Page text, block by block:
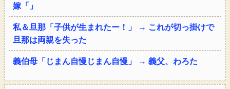
嫁「」
私＆旦那「子供が生まれたー！」 → これが切っ掛けで
旦那は両親を失った
義伯母「じまん自慢じまん自慢」 → 義父、わろた